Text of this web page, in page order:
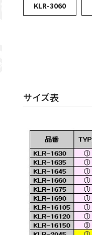
KLR-3060
サイズ表